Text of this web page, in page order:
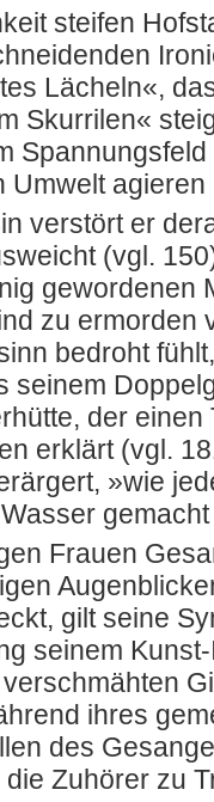
steifen
Lächeln«,
Skurrilen«
Umwelt
verstört er
(vgl.
gewordenen
zu ermorden
bedroht
seinem
der
erklärt (vgl.
»wie
Frauen
gilt seine
seinem
ihres
des
Zuhörer zu